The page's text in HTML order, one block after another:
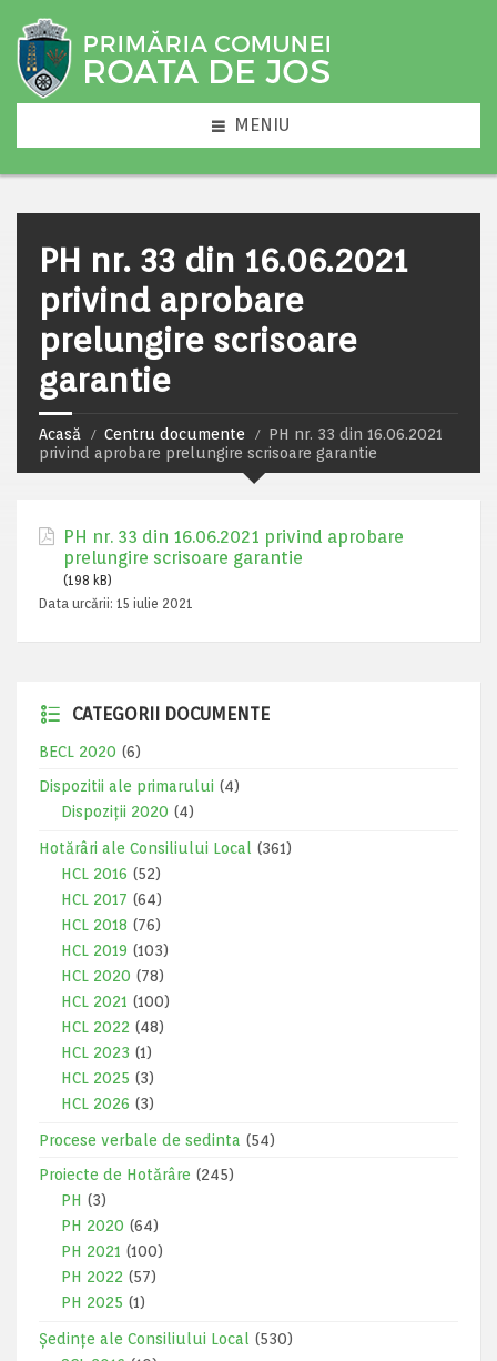
MENIU
PH nr. 33 din 16.06.2021
privind aprobare
prelungire scrisoare
garantie
Acasă Centru documente
PH nr. 33 din 16.06.2021
privind aprobare prelungire scrisoare garantie
PH nr. 33 din 16.06.2021 privind aprobare
prelungire scrisoare garantie
(198 kB)
Data urcării: 15 iulie 2021
CATEGORII DOCUMENTE
BECL 2020 (6)
Dispozitii ale primarului (4)
Dispoziții 2020 (4)
Hotărâri ale Consiliului Local
(361)
HCL 2016 (52)
HCL 2017 (64)
HCL 2018 (76)
HCL 2019 (103)
HCL 2020 (78)
HCL 2021 (100)
HCL 2022 (48)
HCL 2023 (1)
HCL 2025 (3)
HCL 2026 (3)
Procese verbale de sedinta (54)
Proiecte de Hotărâre (245)
PH (3)
PH 2020 (64)
PH 2021 (100)
PH 2022 (57)
PH 2025 (1)
Ședințe ale Consiliului Local
(530)